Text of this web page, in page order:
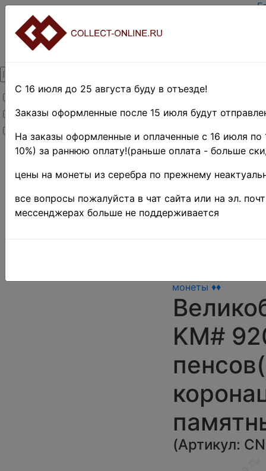
Товары со скидкой
Товары в наличии
Новинки
Главная
»
Монеты»
Иностранные
монеты»
Европа»
монеты ♦♦
KM#
(Артикул:
С 16 июля до 25 августа буду в отъезде!
Заказы оформленные после 15 июля будут
На заказы оформленные и оплаченные с 16 июля по
10%) за раннюю оплату!(раньше оплата - больше
цены на монеты из серебра по прежнему
все вопросы пожалуйста в чат сайта или на эл.
мессенджерах больше не поддерживается